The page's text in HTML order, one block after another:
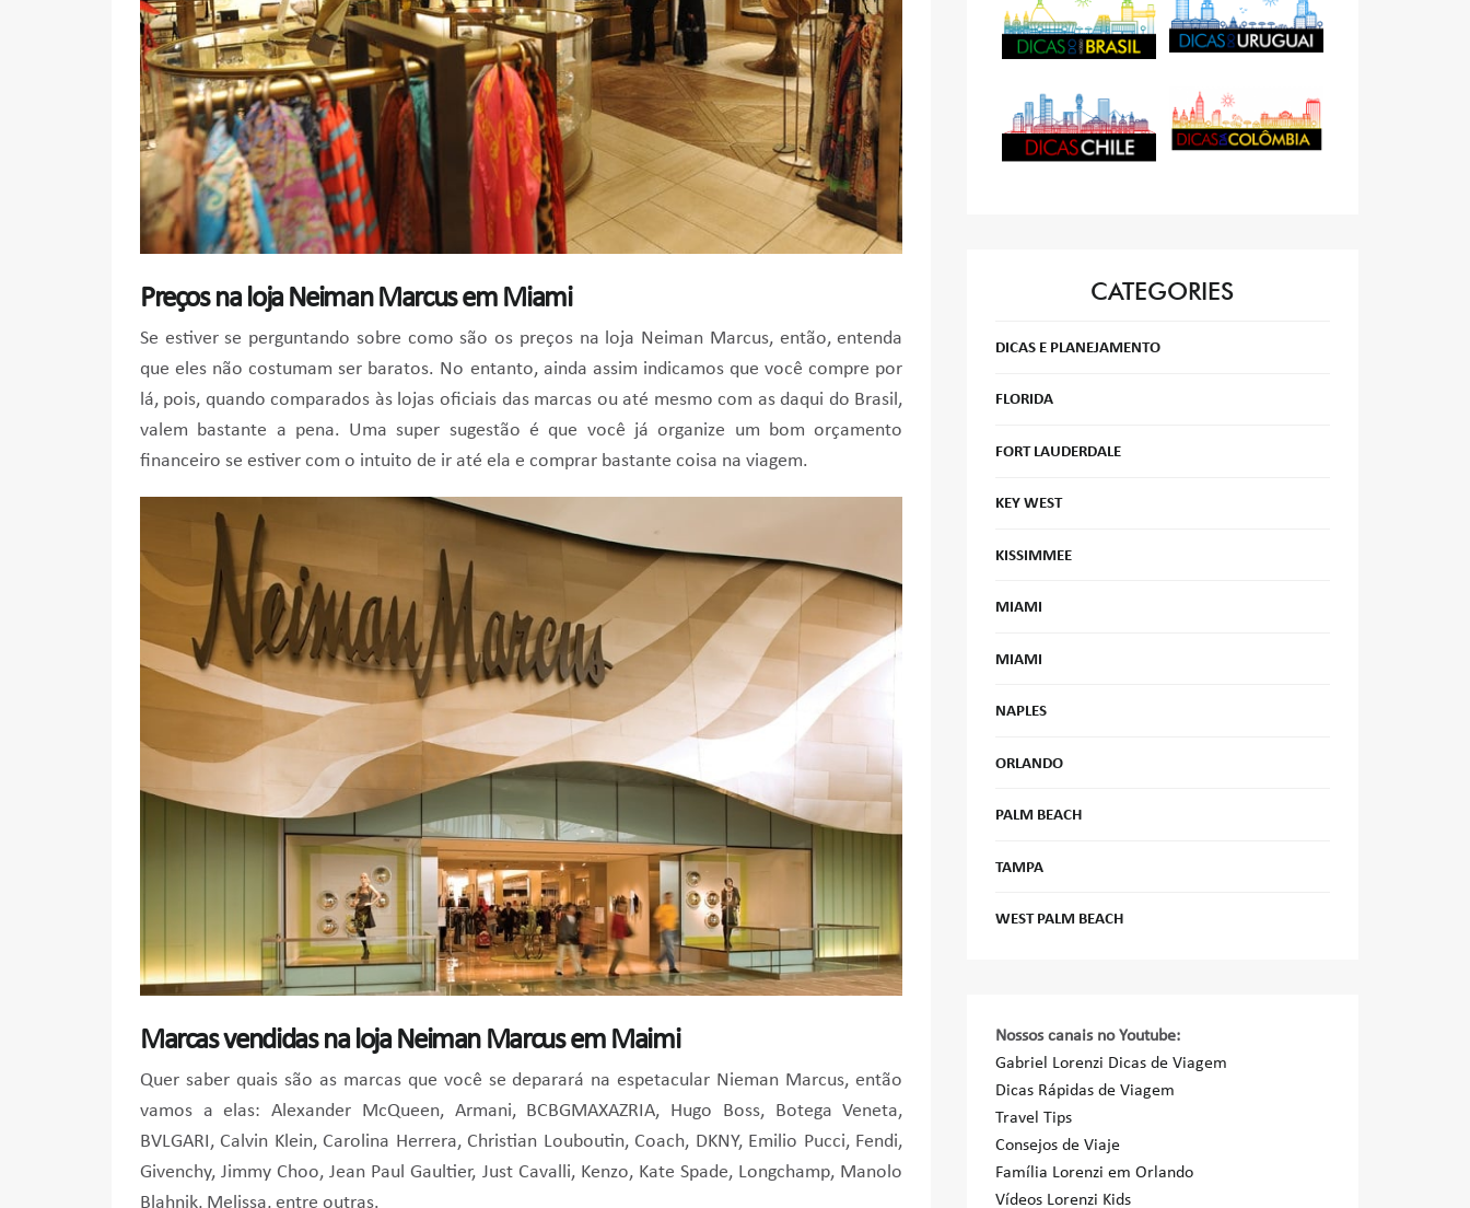
Preços na loja Neiman Marcus em Miami
Se estiver se perguntando sobre como são os preços na loja Neiman Marcus, então, entenda
que eles não costumam ser baratos. No entanto, ainda assim indicamos que você compre por
lá, pois, quando comparados às lojas oficiais das marcas ou até mesmo com as daqui do Brasil,
valem bastante a pena. Uma super sugestão é que você já organize um bom orçamento
financeiro se estiver com o intuito de ir até ela e comprar bastante coisa na viagem.
Marcas vendidas na loja Neiman Marcus em Maimi
Quer saber quais são as marcas que você se deparará na espetacular Nieman Marcus, então
vamos a elas: Alexander McQueen, Armani, BCBGMAXAZRIA, Hugo Boss, Botega Veneta,
BVLGARI, Calvin Klein, Carolina Herrera, Christian Louboutin, Coach, DKNY, Emilio Pucci, Fendi,
Givenchy, Jimmy Choo, Jean Paul Gaultier, Just Cavalli, Kenzo, Kate Spade, Longchamp, Manolo
Blahnik, Melissa, entre outras.
CATEGORIES
DICAS E PLANEJAMENTO
FLORIDA
FORT LAUDERDALE
KEY WEST
KISSIMMEE
MIAMI
MIAMI
NAPLES
ORLANDO
PALM BEACH
TAMPA
WEST PALM BEACH
Nossos canais no Youtube:
Gabriel Lorenzi Dicas de Viagem
Dicas Rápidas de Viagem
Travel Tips
Consejos de Viaje
Família Lorenzi em Orlando
Vídeos Lorenzi Kids